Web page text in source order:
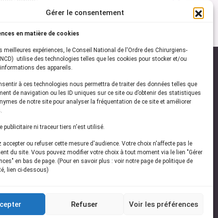
Gérer le consentement
en matière de cookies
meilleures expériences, le Conseil National de l'Ordre des Chirurgiens-
utilise des technologies telles que les cookies pour stocker et/ou
des appareils.
à ces technologies nous permettra de traiter des données telles que
de navigation ou les ID uniques sur ce site ou d’obtenir des statistiques
de notre site pour analyser la fréquentation de ce site et améliorer
publicitaire ni traceur tiers n'est utilisé.
accepter ou refuser cette mesure d'audience. Votre choix n'affecte pas le
du site. Vous pouvez modifier votre choix à tout moment via le lien "Gérer
en bas de page. (Pour en savoir plus : voir notre page de politique de
lien ci-dessous)
Refuser Voir les préférences
vous à notrenewsletter
les dernières actualités de l'ONCD